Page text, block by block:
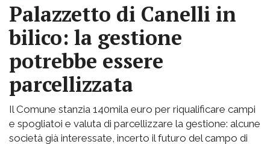
Palazzetto di Canelli in
bilico: la gestione
potrebbe essere
parcellizzata
Il Comune stanzia 140mila euro per riqualificare campi
e spogliatoi e valuta di parcellizzare la gestione: alcune
società già interessate, incerto il futuro del campo di